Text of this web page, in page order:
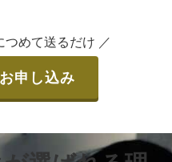
つめて送るだけ ／
申し込み